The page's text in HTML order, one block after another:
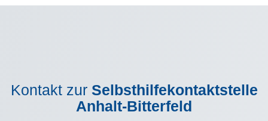
Kontakt zur Selbsthilfekontaktstelle
Anhalt-Bitterfeld